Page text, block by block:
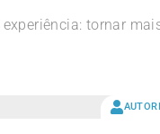
tornar